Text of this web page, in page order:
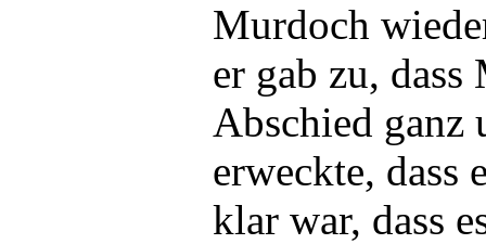
Murdoch
er gab zu,
Abschied ganz
erweckte, dass
klar war, dass